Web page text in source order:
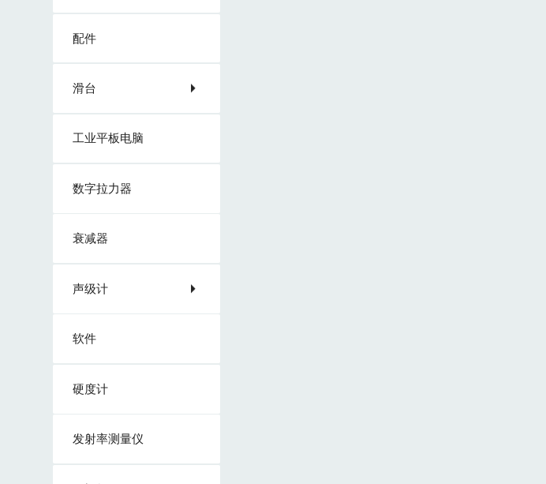
配件
滑台
工业平板电脑
数字拉力器
衰减器
声级计
软件
硬度计
发射率测量仪